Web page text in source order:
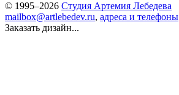
© 1995–2026 Студия Артемия Лебедева
mailbox@artlebedev.ru, адреса и телефоны
Заказать дизайн...